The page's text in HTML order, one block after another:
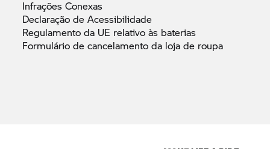
InfraçõesConexas
Declaração deAcessibilidade
Regulamento da UE relativo às baterias
Formulário de cancelamento da loja de roupa